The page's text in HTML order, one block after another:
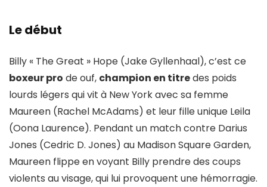
Le début
Billy « The Great » Hope (Jake Gyllenhaal), c’est ce
boxeur pro de ouf, champion en titredes poids
lourds légers qui vit à New York avec sa femme
Maureen (Rachel McAdams) et leur fille unique Leila
(Oona Laurence). Pendant un match contre Darius
Jones (Cedric D. Jones) au Madison Square Garden,
Maureen flippe en voyant Billy prendre des coups
violents au visage, qui lui provoquent une hémorragie.